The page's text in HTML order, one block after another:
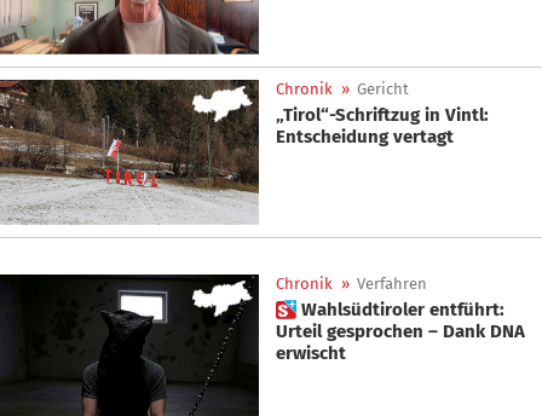
Chronik » Gericht
„Tirol“-Schriftzug in Vintl:
Entscheidung vertagt
Chronik » Verfahren
 Wahlsüdtiroler entführt:
Urteil gesprochen – Dank DNA
erwischt